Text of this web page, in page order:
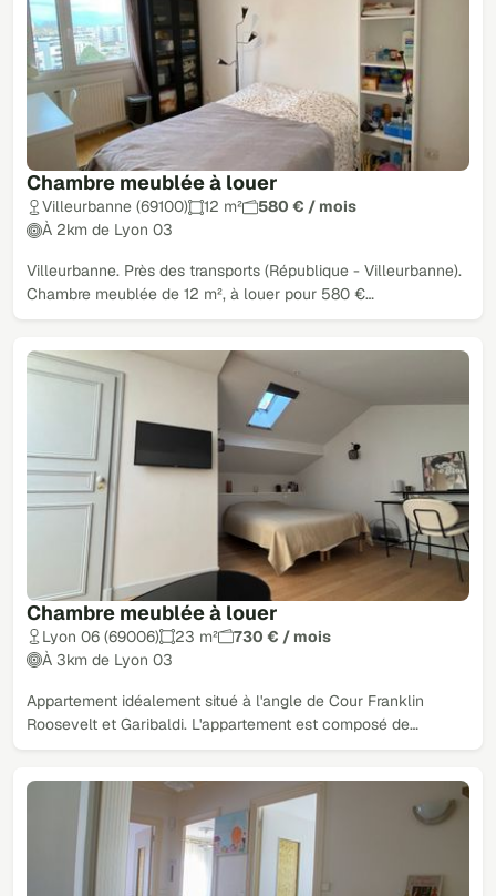
Chambre meublée à louer
Villeurbanne (69100) 12 m²
580 € / mois
À 2km de Lyon 03
Villeurbanne. Près des transports (République - Villeurbanne).
Chambre meublée de 12 m², à louer pour 580 €…
Chambre meublée à louer
Lyon 06 (69006) 23 m²
730 € / mois
À 3km de Lyon 03
Appartement idéalement situé à l'angle de Cour Franklin
Roosevelt et Garibaldi. L'appartement est composé de…